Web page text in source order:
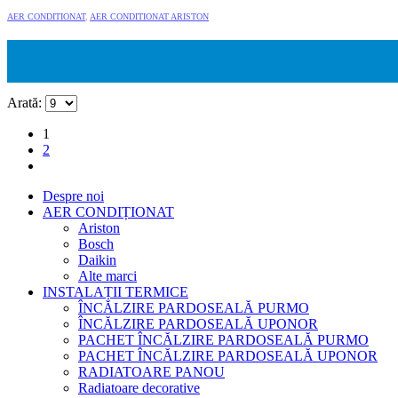
AER CONDITIONAT, AER CONDITIONAT ARISTON
Arată:
1
2
Despre noi
AER CONDIȚIONAT
Ariston
Bosch
Daikin
Alte marci
INSTALAȚII TERMICE
ÎNCĂLZIRE PARDOSEALĂ PURMO
ÎNCĂLZIRE PARDOSEALĂ UPONOR
PACHET ÎNCĂLZIRE PARDOSEALĂ PURMO
PACHET ÎNCĂLZIRE PARDOSEALĂ UPONOR
RADIATOARE PANOU
Radiatoare decorative